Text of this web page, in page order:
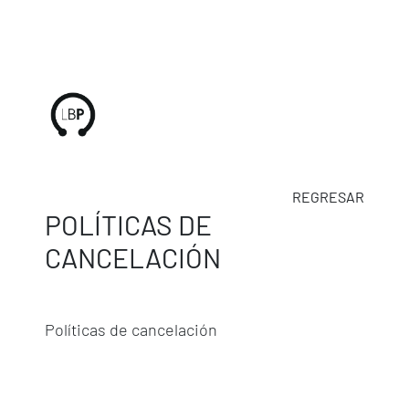
REGRESAR
POLÍTICAS DE
CANCELACIÓN
Políticas de cancelación